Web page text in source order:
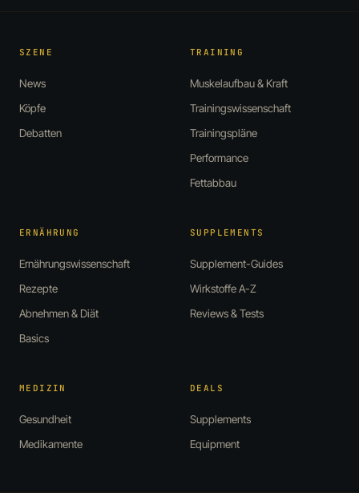
SZENE
News
Köpfe
Debatten
TRAINING
Muskelaufbau & Kraft
Trainingswissenschaft
Trainingspläne
Performance
Fettabbau
ERNÄHRUNG
Ernährungswissenschaft
Rezepte
Abnehmen & Diät
Basics
SUPPLEMENTS
Supplement-Guides
Wirkstoffe A-Z
Reviews & Tests
MEDIZIN
Gesundheit
Medikamente
DEALS
Supplements
Equipment